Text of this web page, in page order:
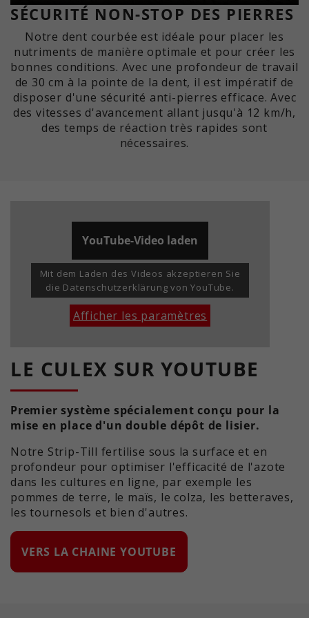
SÉCURITÉ NON-STOP DES PIERRES
Notre dent courbée est idéale pour placer les
nutriments de manière optimale et pour créer les
bonnes conditions. Avec une profondeur de travail
de 30 cm à la pointe de la dent, il est impératif de
disposer d'une sécurité anti-pierres efficace. Avec
des vitesses d'avancement allant jusqu'à 12 km/h,
des temps de réaction très rapides sont
nécessaires.
YouTube-Video laden
Mit dem Laden des Videos akzeptieren Sie
die Datenschutzerklärung von YouTube.
Afficher les paramètres
LE CULEX SUR YOUTUBE
Premier système spécialement conçu pour la
mise en place d'un double dépôt de lisier.
Notre Strip-Till fertilise sous la surface et en
profondeur pour optimiser l'efficacité de l'azote
dans les cultures en ligne, par exemple les
pommes de terre, le maïs, le colza, les betteraves,
les tournesols et bien d'autres.
VERS LA CHAINE YOUTUBE